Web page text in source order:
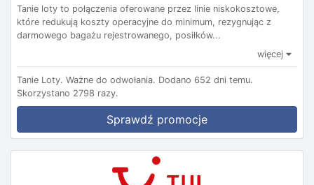
Tanie loty to połączenia oferowane przez linie niskokosztowe,
które redukują koszty operacyjne do minimum, rezygnując z
darmowego bagażu rejestrowanego, posiłków...
więcej
Tanie Loty. Ważne do odwołania. Dodano 652 dni temu.
Skorzystano 2798 razy.
Sprawdź promocje